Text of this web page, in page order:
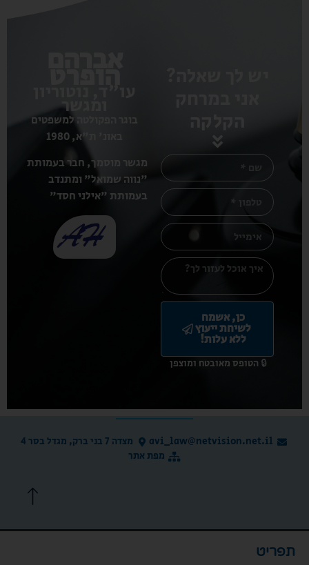
כן, אשמח
לשיחת ייעוץ
ללא עלות!
🔒 הטופס מאובטח ומוצפן
ומגשר
בוגר הפקולטה למשפטים
באונ' ת"א, 1980
מגשר מוסמך, חבר בעמותת
"נווה שמואל" ומתנדב
בעמותת "אילני חסד"
avi_law@netvision.net.il
מצדה 7 בני ברק, מגדל בסר 4
מפת אתר
תפריט